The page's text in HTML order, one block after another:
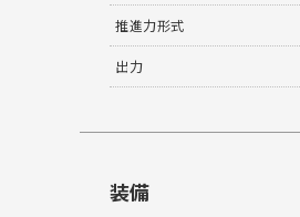
推進力形式
出力
装備